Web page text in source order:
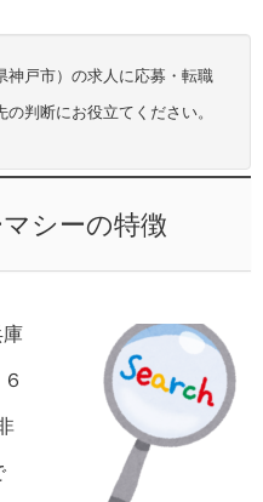
神戸市）の求人に応募・転職
判断にお役立てください。
シーの特徴
庫